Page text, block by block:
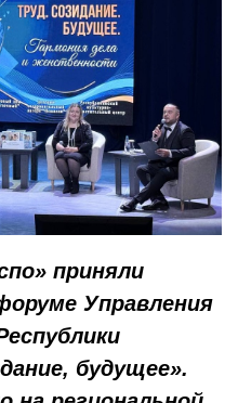
приняли
Управления
будущее».